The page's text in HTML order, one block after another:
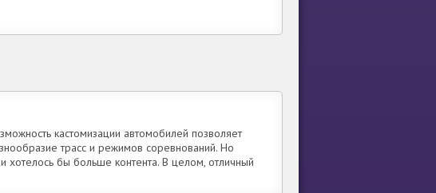
кастомизации автомобилей позволяет
трасс и режимов соревнований. Но
хотелось бы больше контента. В целом, отличный